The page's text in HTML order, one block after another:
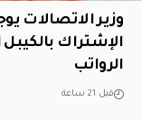
الإشتراك
الرواتب
قبل 21 ساعة